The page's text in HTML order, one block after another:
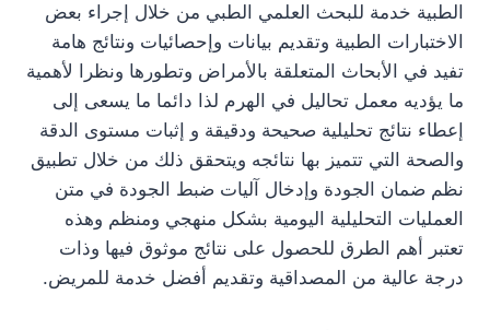
الطبية خدمة للبحث العلمي الطبي من خلال إجراء بعض
الاختبارات الطبية وتقديم بيانات وإحصائيات ونتائج هامة
تفيد في الأبحاث المتعلقة بالأمراض وتطورها ونظرا لأهمية
ما يؤديه معمل تحاليل في الهرم لذا دائما ما يسعى إلى
إعطاء نتائج تحليلية صحيحة ودقيقة و إثبات مستوى الدقة
والصحة التي تتميز بها نتائجه ويتحقق ذلك من خلال تطبيق
نظم ضمان الجودة وإدخال آليات ضبط الجودة في متن
العمليات التحليلية اليومية بشكل منهجي ومنظم وهذه
تعتبر أهم الطرق للحصول على نتائج موثوق فيها وذات
درجة عالية من المصداقية وتقديم أفضل خدمة للمريض.